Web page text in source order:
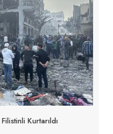
Kurtarıldı